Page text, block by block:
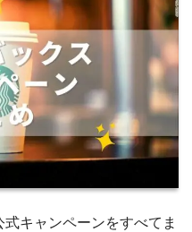
キャンペーンをすべてま